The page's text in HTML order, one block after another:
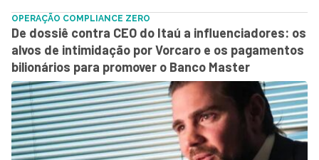
OPERAÇÃO COMPLIANCE ZERO
De dossiê contra CEO do Itaú a influenciadores: os
alvos de intimidação por Vorcaro e os pagamentos
bilionários para promover o Banco Master